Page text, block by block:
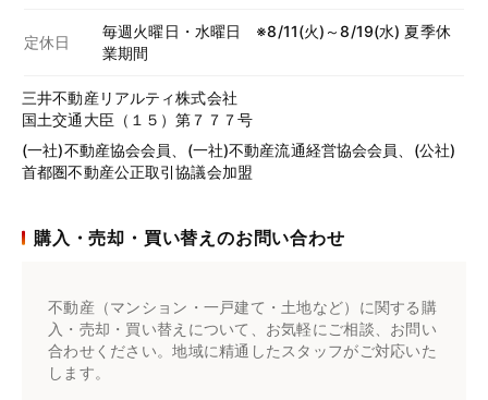
定休日
毎週火曜日・水曜日 ※8/11(火)～8/19(水) 夏季休
業期間
三井不動産リアルティ株式会社
国土交通大臣（１５）第７７７号
(一社)不動産協会会員、(一社)不動産流通経営協会会員、(公社)
首都圏不動産公正取引協議会加盟
購入・売却・買い替えのお問い合わせ
不動産（マンション・一戸建て・土地など）に関する購
入・売却・買い替えについて、お気軽にご相談、お問い
合わせください。地域に精通したスタッフがご対応いた
します。